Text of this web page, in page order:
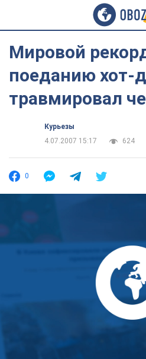
Мировой
поеданию хот-
травмировал
Курьезы
4.07.2007 15:17
624
0